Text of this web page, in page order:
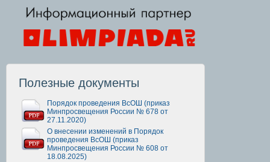
Полезные документы
Порядок проведения ВсОШ (приказ
Минпросвещения России № 678 от
27.11.2020)
О внесении изменений в Порядок
проведения ВсОШ (приказ
Минпросвещения России № 608 от
18.08.2025)